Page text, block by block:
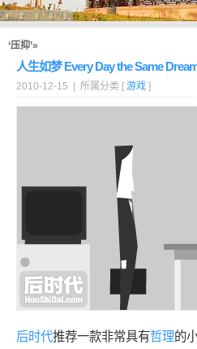
‘压抑’»
人生如梦 Every Day the Same
2010-12-15 | 所属分类 [ 游戏 ]
后时代推荐一款非常具有哲理的